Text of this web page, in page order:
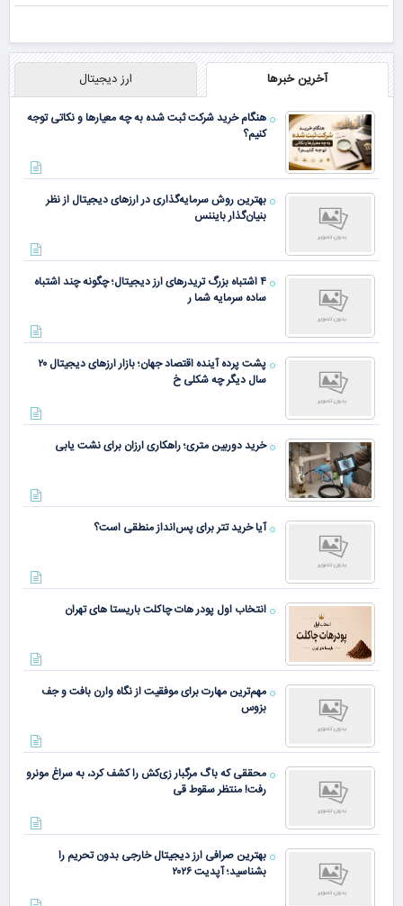
همین الان ببینآخرین خبرها ارز دیجیتال
هنگام خرید شرکت ثبت شده به چه معیارها و نکاتی توجه
کنیم؟
بهترین روش سرمایه‌گذاری در ارزهای دیجیتال از نظر
بنیان‌گذار بایننس
۴ اشتباه بزرگ تریدرهای ارز دیجیتال؛ چگونه چند اشتباه
ساده سرمایه شما ر
پشت پرده آینده اقتصاد جهان؛ بازار ارزهای دیجیتال ۲۰
سال دیگر چه شکلی خ
خرید دوربین متری؛ راهکاری ارزان برای نشت یابی
آیا خرید تتر برای پس‌انداز منطقی است؟
انتخاب اول پودر هات چاکلت باریستا های تهران
مهم‌ترین مهارت برای موفقیت از نگاه وارن بافت و جف
بزوس
محققی که باگ مرگبار زی‌کش را کشف کرد، به سراغ مونرو
رفت! منتظر سقوط قی
بهترین صرافی ارز دیجیتال خارجی بدون تحریم را
بشناسید؛ آپدیت ۲۰۲۶